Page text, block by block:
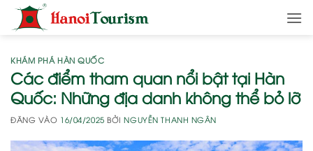
qua
dungKHÁM PHÁ HÀN QUỐC
Các điểm tham quan nổi bật tại Hàn
Quốc: Những địa danh không thể bỏ lỡ
ĐĂNG VÀO 16/04/2025 BỞINGUYỄN THANH NGÂN